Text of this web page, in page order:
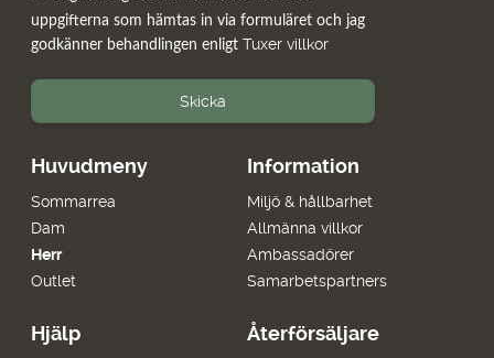
Huvudmeny
Sommarrea
Dam
Herr
Outlet
Information
Miljö & hållbarhet
Allmänna villkor
Ambassadörer
Samarbetspartners
Hjälp Återförsäljare
uppgifterna som hämtas in via formuläret och jag
godkänner behandlingen enligt Tuxer villkor
Skicka